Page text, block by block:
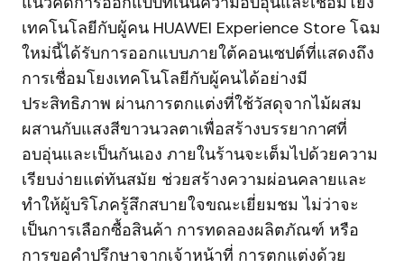
เทคโนโลยีกับผู้คน HUAWEI Experience Store โฉม
ใหม่นี้ได้รับการออกแบบภายใต้คอนเซปต์ที่แสดงถึง
การเชื่อมโยงเทคโนโลยีกับผู้คนได้อย่างมี
ประสิทธิภาพ ผ่านการตกแต่งที่ใช้วัสดุจากไม้ผสม
ผสานกับแสงสีขาวนวลตาเพื่อสร้างบรรยากาศที่
อบอุ่นและเป็นกันเอง ภายในร้านจะเต็มไปด้วยความ
เรียบง่ายแต่ทันสมัย ช่วยสร้างความผ่อนคลายและ
ทำให้ผู้บริโภครู้สึกสบายใจขณะเยี่ยมชม ไม่ว่าจะ
เป็นการเลือกซื้อสินค้า การทดลองผลิตภัณฑ์ หรือ
การขอคำปรึกษาจากเจ้าหน้าที่ การตกแต่งด้วย